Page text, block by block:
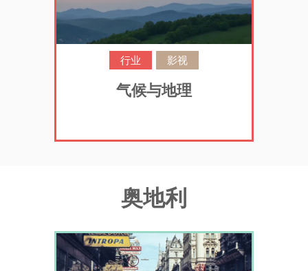
行业 影视
气候与地理
奥地利